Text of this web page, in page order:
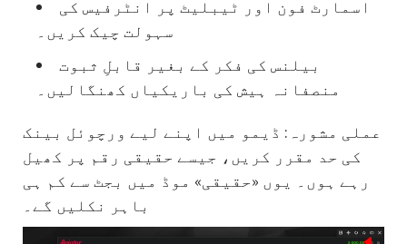
اسمارٹ فون اور ٹیبلیٹ پر انٹرفیس کی
سہولت چیک کریں۔
بیلنس کی فکر کے بغیر قابلِ ثبوت
منصفانہ ہیش کی باریکیاں کھنگالیں۔
عملی مشورہ: ڈیمو میں اپنے لیے ورچوئل بینک
کی حد مقرر کریں، جیسے حقیقی رقم پر کھیل
رہے ہوں۔ یوں «حقیقی» موڈ میں بجٹ سے کم ہی
باہر نکلیں گے۔